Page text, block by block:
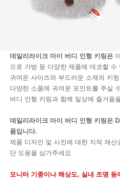
데일리라이크 마이 버디 인형 키링은
으로 가방 등 다양한 제품에 데코할
귀여운 사이즈와 부드러운 소재의 키
다양한 소품에 귀여운 포인트를 주실
버디 인형 키링과 함께 일상에 즐거움
데일리라이크 마이 버디 인형 키링은
품입니다.
제품 디자인 및 사진에 대한 지적 재
단 도용을 삼가주세요.
모니터 기종이나 해상도, 실내 조명